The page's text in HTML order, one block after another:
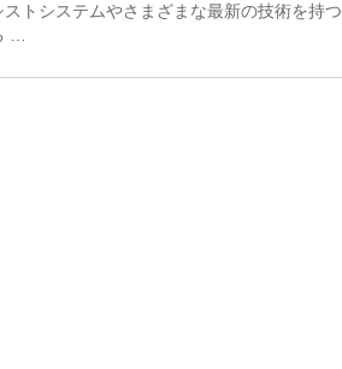
トシステムやさまざまな最新の技術を持つ
…